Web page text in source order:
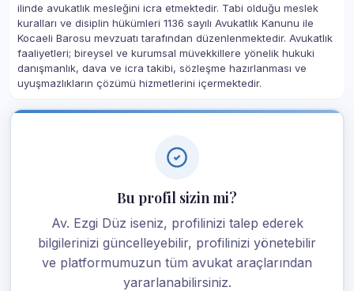
ilinde avukatlık mesleğini icra etmektedir. Tabi olduğu meslek
kuralları ve disiplin hükümleri 1136 sayılı Avukatlık Kanunu ile
Kocaeli Barosu mevzuatı tarafından düzenlenmektedir. Avukatlık
faaliyetleri; bireysel ve kurumsal müvekkillere yönelik hukuki
danışmanlık, dava ve icra takibi, sözleşme hazırlanması ve
uyuşmazlıkların çözümü hizmetlerini içermektedir.
Bu profil sizin mi?
Av. Ezgi Düz iseniz, profilinizi talep ederek
bilgilerinizi güncelleyebilir, profilinizi yönetebilir
ve platformumuzun tüm avukat araçlarından
yararlanabilirsiniz.